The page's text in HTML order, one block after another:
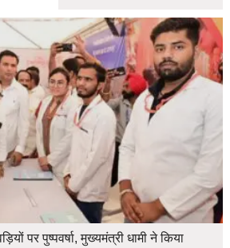
पर पुष्पवर्षा, मुख्यमंत्री धामी ने किया